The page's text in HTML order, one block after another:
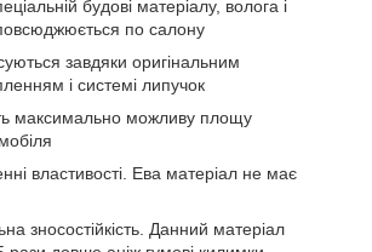
будові матеріалу, волога і
по салону
завдяки оригінальним
і системі липучок
максимально можливу площу
властивості. Ева матеріал не має
зносостійкість. Данний матеріал